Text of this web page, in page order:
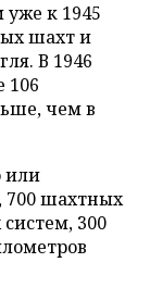
к 1945
шахт и
В 1946
106
чем в
или
700 шахтных
300